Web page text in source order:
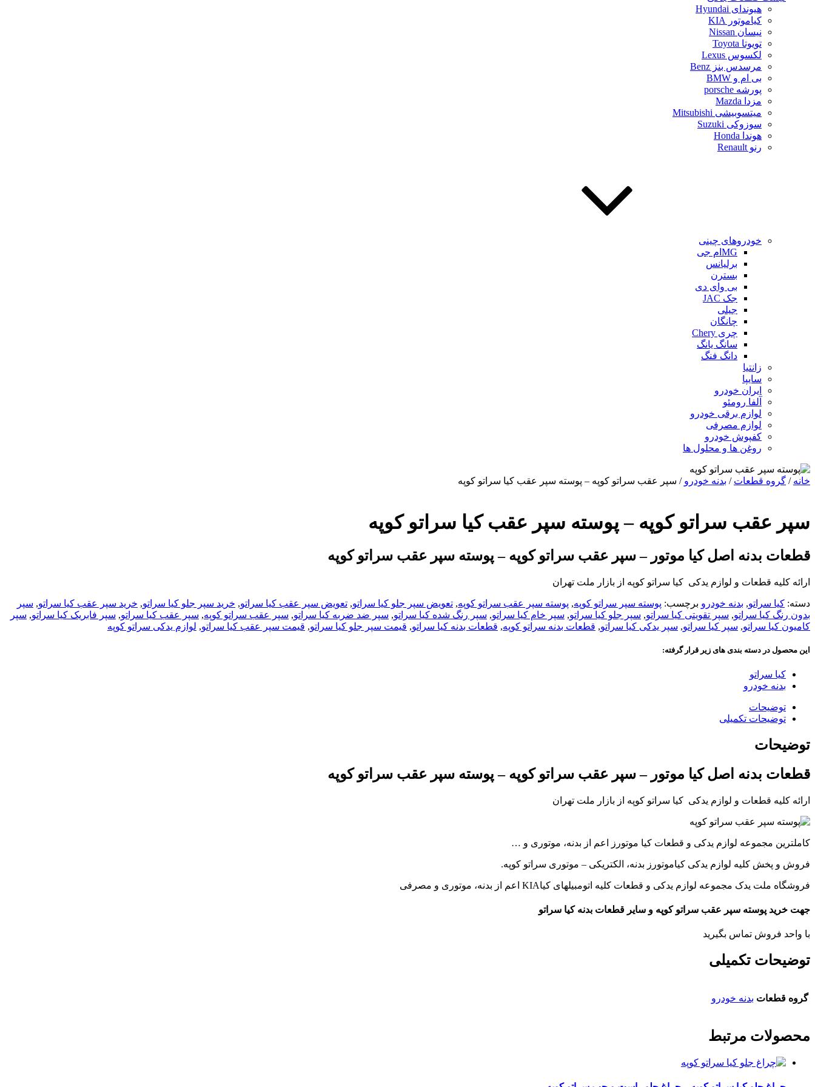
هیوندای Hyundai
کیاموتور KIA
نیسان Nissan
تویوتا Toyota
لکسوس Lexus
مرسدس بنز Benz
بی ام و BMW
پورشه porsche
مزدا Mazda
میتسوبیشی Mitsubishi
سوزوکی Suzuki
هوندا Honda
رنو Renault
خودروهای چینی
MGام جی
برلیانس
بسترن
بی وای دی
جک JAC
جیلی
چانگان
چری Chery
سانگ یانگ
دانگ فنگ
زانتیا
سایپا
ایران خودرو
آلفا رومئو
لوازم برقی خودرو
لوازم مصرفی
کفپوش خودرو
روغن ها و محلول ها
خانه / گروه قطعات / بدنه خودرو / سپر عقب سراتو کوپه – پوسته سپر عقب کیا سراتو کوپه
سپر عقب سراتو کوپه – پوسته سپر عقب کیا سراتو کوپه
قطعات بدنه اصل کیا موتور – سپر عقب سراتو کوپه – پوسته سپر عقب سراتو کوپه
ارائه کلیه قطعات و لوازم یدکی کیا سراتو کوپه از بازار ملت تهران
دسته: کیا سراتو, بدنه خودرو برچسب: پوسته سپر سراتو کوپه, پوسته سپر عقب سراتو کوپه, تعویض سپر جلو کیا سراتو, تعویض سپر عقب کیا سراتو, خرید سپر جلو کیا سراتو, خرید سپر عقب کیا سراتو, سپر
بدون رنگ کیا سراتو, سپر تقویتی کیا سراتو, سپر جلو کیا سراتو, سپر خام کیا سراتو, سپر رنگ شده کیا سراتو, سپر ضد ضربه کیا سراتو, سپر عقب سراتو کوپه, سپر عقب کیا سراتو, سپر فابریک کیا سراتو, سپر
کامیون کیا سراتو, سپر کیا سراتو, سپر یدکی کیا سراتو, قطعات بدنه سراتو کوپه, قطعات بدنه کیا سراتو, قیمت سپر جلو کیا سراتو, قیمت سپر عقب کیا سراتو, لوازم یدکی سراتو کوپه
این محصول در دسته بندی های زیر قرار گرفته:
کیا سراتو
بدنه خودرو
توضیحات
توضیحات تکمیلی
توضیحات
قطعات بدنه اصل کیا موتور – سپر عقب سراتو کوپه – پوسته سپر عقب سراتو کوپه
ارائه کلیه قطعات و لوازم یدکی کیا سراتو کوپه از بازار ملت تهران
کاملترین مجموعه لوازم یدکی و قطعات کیا موتورز اعم از بدنه، موتوری و …
فروش و پخش کلیه لوازم یدکی کیاموتورز بدنه، الکتریکی – موتوری سراتو کوپه.
فروشگاه ملت یدک مجموعه لوازم یدکی و قطعات کلیه اتومبیلهای کیاKIA اعم از بدنه، موتوری و مصرفی
جهت خرید پوسته سپر عقب سراتو کوپه و سایر قطعات بدنه کیا سراتو
با واحد فروش تماس بگیرید
توضیحات تکمیلی
گروه قطعات بدنه خودرو
محصولات مرتبط